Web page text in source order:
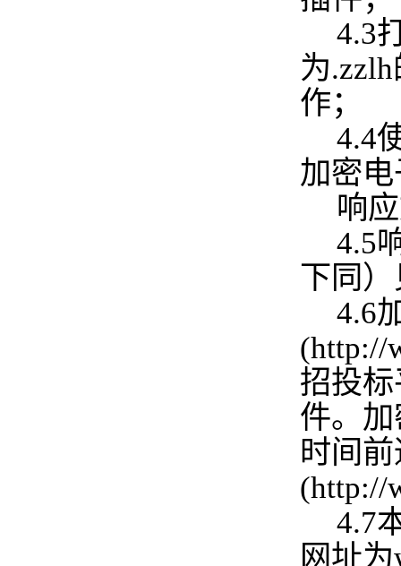
4.3
为
作；
4.4
加密
响
4.5
下同
4.6
(http://
招投
件。
时间
(http://
4.7
网址